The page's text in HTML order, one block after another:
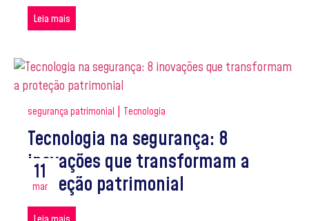
Leia mais
segurança patrimonial | Tecnologia
Tecnologia na segurança: 8
inovações que transformam a
proteção patrimonial
11
mar